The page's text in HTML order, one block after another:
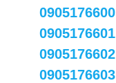
0905176600
0905176601
0905176602
0905176603